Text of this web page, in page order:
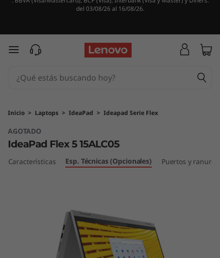
del 03/08/26 al 16/08/26.
Ir al contenido principal
Inicio > Laptops > IdeaPad > Ideapad Serie Flex
AGOTADO
IdeaPad Flex 5 15ALC05
Características Esp. Técnicas (Opcionales) Puertos y ranuras